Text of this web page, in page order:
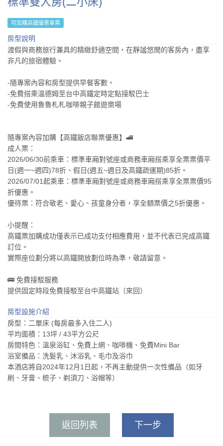
可加購高鐵優惠車票
房型說明
渡假與商務旅行兼具的精緻舒適空間，在靜謐悠閒的客房內，盡享
非凡的旅宿體驗。
-隨專案內容和房型提供早餐客數。
-免費搭乘溫德姆至台中高鐵定時定點接駁巴士
-免費使用魯魯札札咖啡親子館遊樂場
隨專案內容加購​【高鐵飯店聯票優惠】🚄
成人票：
2026/06/30前乘車：標準車廂對號座或商務車廂搭乘享全票票價平
日(週一~週四)78折、假日(週五~週日及高鐵疏運期)85折。
2026/07/01起乘車：標準車廂對號座或商務車廂搭乘享全票票價95
折優惠。
優待票：符合敬老、愛心、孩童身分者，享全額票價之5折優惠。
小提醒：
高鐵票加購成功僅表示已成功支付相應費用，並不代表已完成高鐵
訂位。
實際座位劃分將以高鐵開放劃位時為準，敬請留意。
🚌 免費接駁服務
提供固定時段免費接駁至台中高鐵站（來回）
房型設施介紹
房型：二單床 (每房最多入住二人)
平均面積：13坪 / 43平方公尺
房間特色：溫泉浴缸、免費上網、咖啡機、免費Mini Bar
浴室備品：洗髮乳、沐浴乳、毛巾及浴巾
本酒店將自2024年12月1日起，不再主動提供一次性備品（如牙
刷、牙膏、梳子、剃須刀、浴帽等）
返回列表 下一步